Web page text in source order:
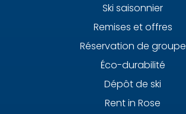
Ski saisonnier
Remises et offres
Réservation de groupe
Éco-durabilité
Dépôt de ski
Rent in Rose